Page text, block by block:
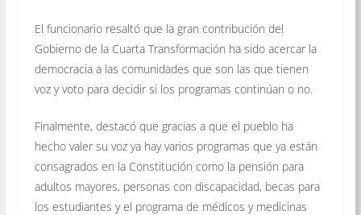
El funcionario resaltó que la gran contribución del
Gobierno de la Cuarta Transformación ha sido acercar la
democracia a las comunidades que son las que tienen
voz y voto para decidir si los programas continúan o no.
Finalmente, destacó que gracias a que el pueblo ha
hecho valer su voz ya hay varios programas que ya están
consagrados en la Constitución como la pensión para
adultos mayores, personas con discapacidad, becas para
los estudiantes y el programa de médicos y medicinas